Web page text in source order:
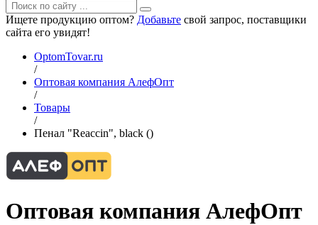
Ищете продукцию оптом? Добавьте свой запрос, поставщики
сайта его увидят!
OptomTovar.ru
/
Оптовая компания АлефОпт
/
Товары
/
Пенал "Reaccin", black ()
Оптовая компания АлефОпт